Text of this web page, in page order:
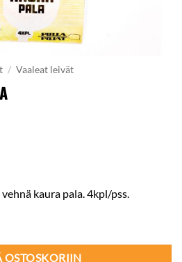
/ Vaaleat leivät
kaura pala. 4kpl/pss.
OSTOSKORIIN